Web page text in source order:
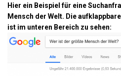
Hier ein Beispiel für eine
Mensch der Welt. Die
ist im unteren Bereich zu sehen: